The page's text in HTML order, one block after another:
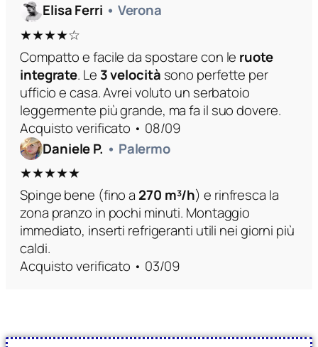
Elisa Ferri • Verona
★★★★☆
Compatto e facile da spostare con le ruote
integrate. Le 3 velocità sono perfette per
ufficio e casa. Avrei voluto un serbatoio
leggermente più grande, ma fa il suo dovere.
Acquisto verificato • 08/09
Daniele P. • Palermo
★★★★★
Spinge bene (fino a 270 m³/h) e rinfresca la
zona pranzo in pochi minuti. Montaggio
immediato, inserti refrigeranti utili nei giorni più
caldi.
Acquisto verificato • 03/09